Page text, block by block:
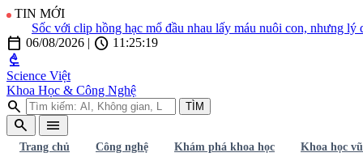
TIN MỚI
với clip hồng hạc mổ đầu nhau lấy máu nuôi con, nhưng lý do
calendar_today 06/08/2026 | schedule 11:25:21
biotech
Science Việt
Khoa Học & Công Nghệ
search TÌM
search menu
Trang chủ Công nghệ Khám phá khoa học Khoa học